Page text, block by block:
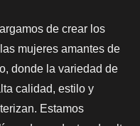
de crear los
mujeres amantes de
donde la variedad de
calidad, estilo y
Estamos